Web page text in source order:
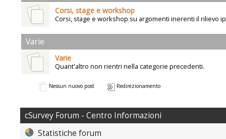
Corsi, stage e workshop
Corsi, stage e workshop su argomenti inerenti il rilievo
Varie
Varie
Quant'altro non rientri nella categorie precedenti.
Nessun nuovo post Redirezionamento
cSurvey Forum - Centro Informazioni
Statistiche forum